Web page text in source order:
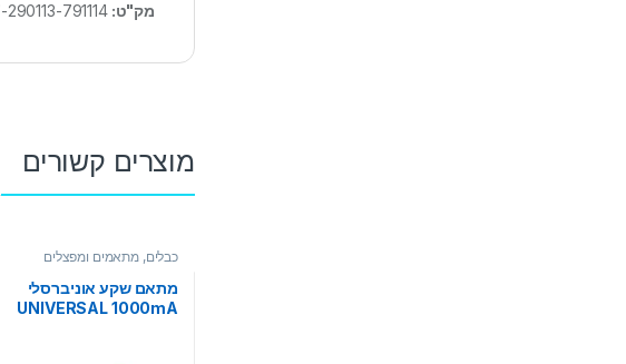
מק"ט:290113-791114
מוצרים קשורים
כבלים, מתאמים ומפצלים
מתאם שקע אוניברסלי
UNIVERSAL 1000mA